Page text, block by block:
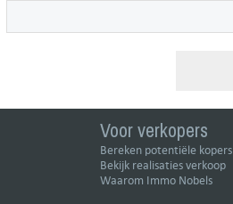
Voor verkopers
Bereken potentiële kopers
Bekijk realisaties verkoop
Waarom Immo Nobels